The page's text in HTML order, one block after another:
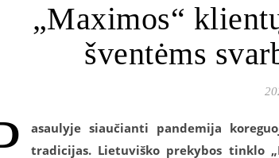
„Maximos“
šventėms
asaulyje siaučianti pandemija
tradicijas. Lietuviško prekybos tinklo